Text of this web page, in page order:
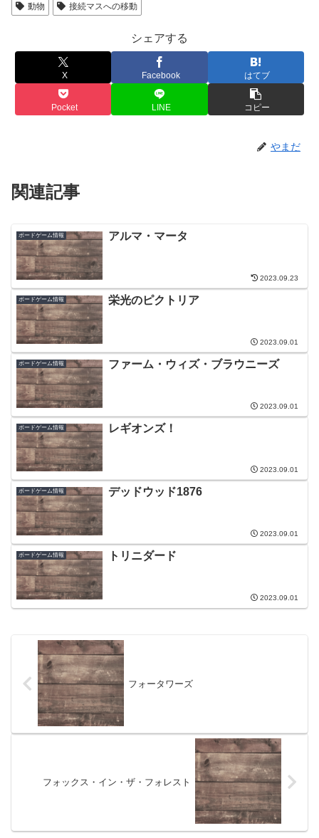
動物
接続マスへの移動
シェアする
X Facebook はてブ
Pocket LINE コピー
やまだ
関連記事
ボードゲーム情報 アルマ・マータ
2023.09.23
ボードゲーム情報 栄光のピクトリア
2023.09.01
ボードゲーム情報 ファーム・ウィズ・ブラウニーズ
2023.09.01
ボードゲーム情報 レギオンズ！
2023.09.01
ボードゲーム情報 デッドウッド1876
2023.09.01
ボードゲーム情報 トリニダード
2023.09.01
フォータワーズ
フォックス・イン・ザ・フォレスト